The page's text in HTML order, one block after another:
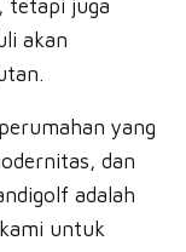
tetapi juga
akan
yang
dan
adalah
untuk